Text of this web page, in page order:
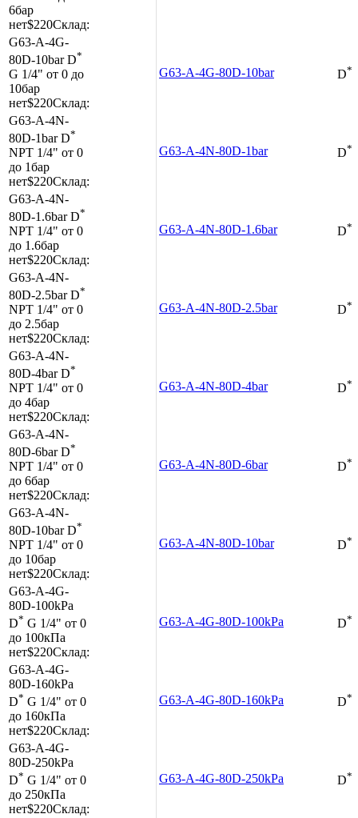
6бар
нет$220Склад:
G63-A-4G-
80D-10barD*
G 1/4" от 0 до
10бар
нет$220Склад:
G63-A-4G-80D-10bar D*
G63-A-4N-
80D-1barD*
NPT 1/4" от 0
до 1бар
нет$220Склад:
G63-A-4N-80D-1bar D*
G63-A-4N-
80D-1.6barD*
NPT 1/4" от 0
до 1.6бар
нет$220Склад:
G63-A-4N-80D-1.6bar D*
G63-A-4N-
80D-2.5barD*
NPT 1/4" от 0
до 2.5бар
нет$220Склад:
G63-A-4N-80D-2.5bar D*
G63-A-4N-
80D-4barD*
NPT 1/4" от 0
до 4бар
нет$220Склад:
G63-A-4N-80D-4bar D*
G63-A-4N-
80D-6barD*
NPT 1/4" от 0
до 6бар
нет$220Склад:
G63-A-4N-80D-6bar D*
G63-A-4N-
80D-10barD*
NPT 1/4" от 0
до 10бар
нет$220Склад:
G63-A-4N-80D-10bar D*
G63-A-4G-
80D-100kPa
D* G 1/4" от 0
до 100кПа
нет$220Склад:
G63-A-4G-80D-100kPa D*
G63-A-4G-
80D-160kPa
D* G 1/4" от 0
до 160кПа
нет$220Склад:
G63-A-4G-80D-160kPa D*
G63-A-4G-
80D-250kPa
D* G 1/4" от 0
до 250кПа
нет$220Склад:
G63-A-4G-80D-250kPa D*